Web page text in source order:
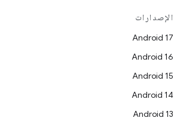
الإصدارات
Android 17
Android 16
Android 15
Android 14
Android 13